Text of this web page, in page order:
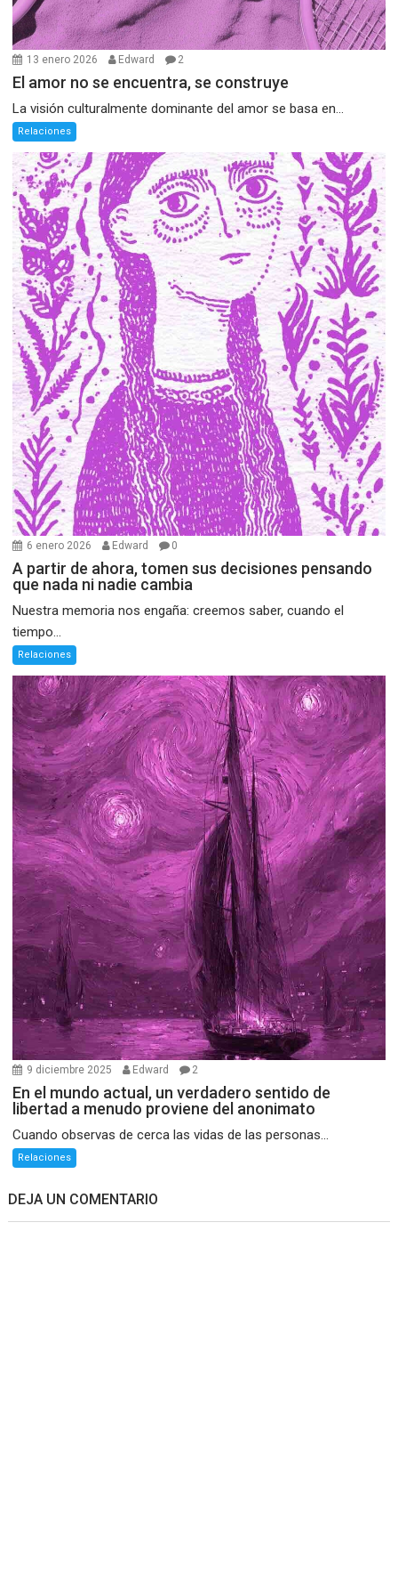
13 enero 2026 Edward 2
El amor no se encuentra, se construye
La visión culturalmente dominante del amor se basa en...
Relaciones
6 enero 2026 Edward 0
A partir de ahora, tomen sus decisiones pensando
que nada ni nadie cambia
Nuestra memoria nos engaña: creemos saber, cuando el
tiempo...
Relaciones
9 diciembre 2025 Edward 2
En el mundo actual, un verdadero sentido de
libertad a menudo proviene del anonimato
Cuando observas de cerca las vidas de las personas...
Relaciones
DEJA UN COMENTARIO